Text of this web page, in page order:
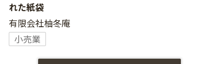
れた紙袋
有限会社柚冬庵
小売業